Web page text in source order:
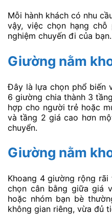
Mỗi hành khách có nhu
vậy, việc chọn hạng
nghiệm chuyến đi của bạn.
Giường nằm
Đây là lựa chọn phổ biến
6 giường chia thành 3
hợp cho người trẻ hoặc
và tầng 2 giá cao hơn
chuyển.
Giường nằm
Khoang 4 giường rộng
chọn cân bằng giữa giá
hoặc nhóm bạn bè
không gian riêng, vừa đủ